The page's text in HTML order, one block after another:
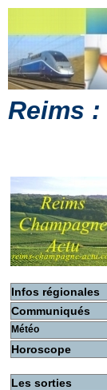
Reims
Infos régionales
Communiqués
Météo
Horoscope
Les sorties